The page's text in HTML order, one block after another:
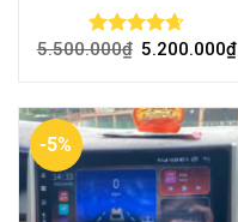
Rated4.63
5.500.000₫ 5.200.000₫
-5%